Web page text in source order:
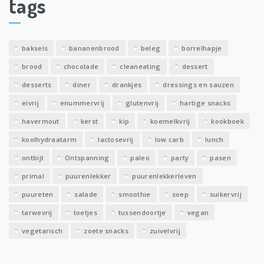
e
v
tags
baksels bananenbrood beleg borrelhapje
brood chocolade cleaneating dessert
desserts diner drankjes dressings en sauzen
eivrij enummervrij glutenvrij hartige snacks
havermout kerst kip koemelkvrij kookboek
koolhydraatarm lactosevrij low carb lunch
ontbijt Ontspanning paleo party pasen
primal puurenlekker puurenlekkerleven
puureten salade smoothie soep suikervrij
tarwevrij toetjes tussendoortje vegan
vegetarisch zoete snacks zuivelvrij